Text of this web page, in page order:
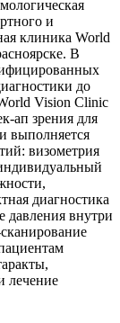
и
клиника World
В
до
Vision Clinic
ап зрения для
выполняется
визометрия
диагностика
давления внутри
лечение